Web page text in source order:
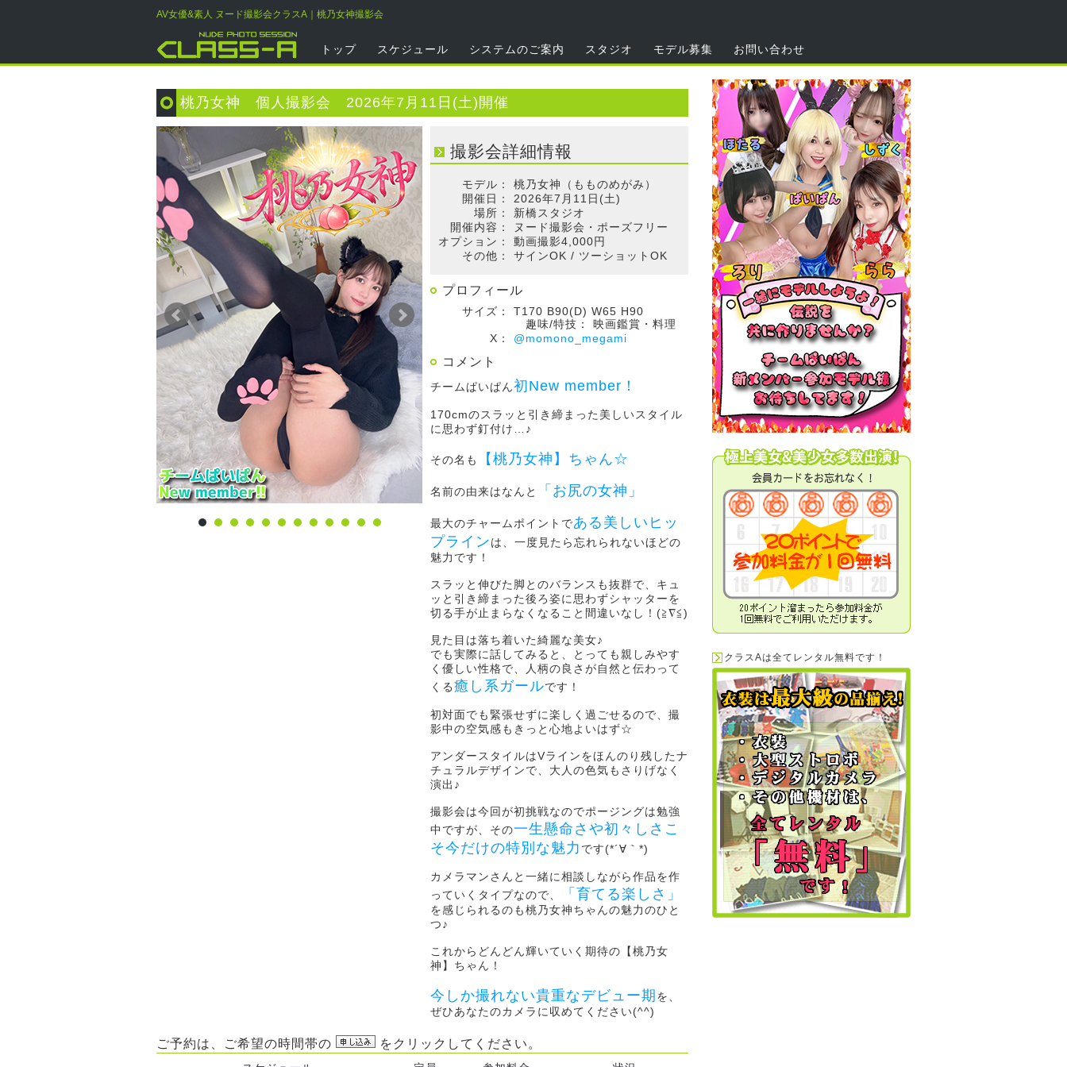
AV女優&素人 ヌード撮影会クラスA｜桃乃女神撮影会
トップ スケジュール システムのご案内 スタジオ モデル募集 お問い合わせ
桃乃女神 個人撮影会 2026年7月11日(土)開催
撮影会詳細情報
モデル：
桃乃女神（もものめがみ）
開催日：
2026年7月11日(土)
場所：
新橋スタジオ
開催内容：
ヌード撮影会・ポーズフリー
オプション：
動画撮影4,000円
その他：
サインOK / ツーショットOK
プロフィール
サイズ：
T170 B90(D) W65 H90
趣味/特技：
映画鑑賞・料理
X：
@momono_megami
コメント
チームぱいぱん初New member！
170cmのスラッと引き締まった美しいスタイル
に思わず釘付け…♪
その名も 【桃乃女神】ちゃん☆
名前の由来はなんと 「お尻の女神」
最大のチャームポイントである美しいヒッ
プラインは、一度見たら忘れられないほどの
魅力です！
スラッと伸びた脚とのバランスも抜群で、キュ
ッと引き締まった後ろ姿に思わずシャッターを
切る手が止まらなくなること間違いなし！(≧∇≦)
見た目は落ち着いた綺麗な美女♪
でも実際に話してみると、とっても親しみやす
く優しい性格で、人柄の良さが自然と伝わって
くる癒し系ガールです！
初対面でも緊張せずに楽しく過ごせるので、撮
影中の空気感もきっと心地よいはず☆
アンダースタイルはVラインをほんのり残したナ
チュラルデザインで、大人の色気もさりげなく
演出♪
撮影会は今回が初挑戦なのでポージングは勉強
中ですが、その一生懸命さや初々しさこ
そ今だけの特別な魅力 です(*´∀｀*)
カメラマンさんと一緒に相談しながら作品を作
っていくタイプなので、
「育てる楽しさ」
を感じられるのも桃乃女神ちゃんの魅力のひと
つ♪
これからどんどん輝いていく期待の【桃乃女
神】ちゃん！
今しか撮れない貴重なデビュー期を、
ぜひあなたのカメラに収めてください(^^)
ご予約は、ご希望の時間帯の をクリックしてください。
クラスAは全てレンタル無料です！